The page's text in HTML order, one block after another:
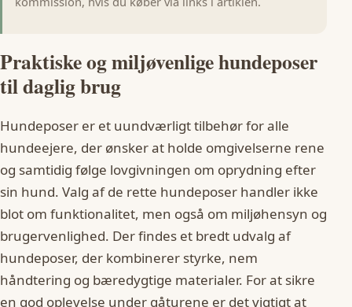
Praktiske og miljøvenlige hundeposer
til daglig brug
Hundeposer er et uundværligt tilbehør for alle
hundeejere, der ønsker at holde omgivelserne rene
og samtidig følge lovgivningen om oprydning efter
sin hund. Valg af de rette hundeposer handler ikke
blot om funktionalitet, men også om miljøhensyn og
brugervenlighed. Der findes et bredt udvalg af
hundeposer, der kombinerer styrke, nem
håndtering og bæredygtige materialer. For at sikre
en god oplevelse under gåturene er det vigtigt at